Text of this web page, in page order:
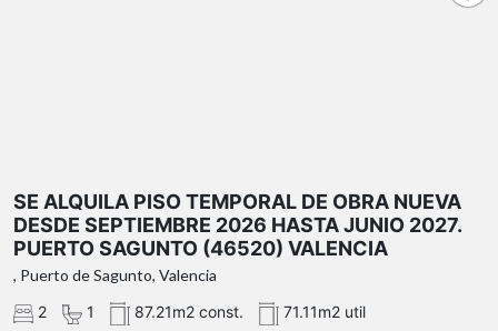
SE ALQUILA PISO TEMPORAL DE OBRA NUEVA
DESDE SEPTIEMBRE 2026 HASTA JUNIO 2027.
PUERTO SAGUNTO (46520) VALENCIA
, Puerto de Sagunto, Valencia
2
1 87.21m2 const. 71.11m2 util